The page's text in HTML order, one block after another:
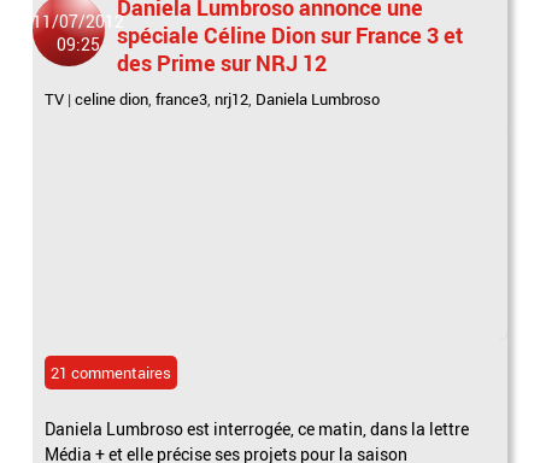
11/07/2012
09:25
Daniela Lumbroso annonce une
spéciale Céline Dion sur France 3 et
des Prime sur NRJ 12
TV |celine dion,france3, nrj12, Daniela Lumbroso
21 commentaires
Daniela Lumbroso est interrogée, ce matin, dans la lettre
Média + et elle précise ses projets pour la saison